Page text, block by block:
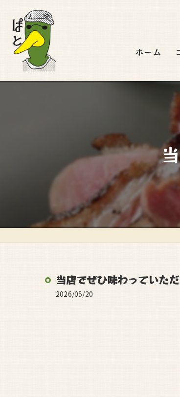
ホーム
当店でぜひ味わっていただ
2026/05/20